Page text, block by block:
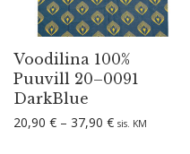
Voodilina 100%
Puuvill 20–0091
DarkBlue
20,90 € – 37,90 € sis. KM